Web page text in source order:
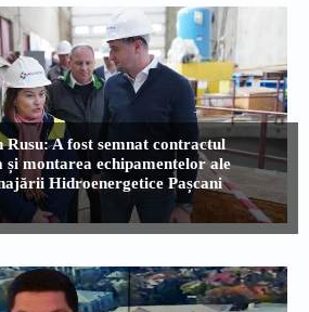
Rusu: A fost semnat contractul
montarea echipamentelor ale
Hidroenergetice Pașcani